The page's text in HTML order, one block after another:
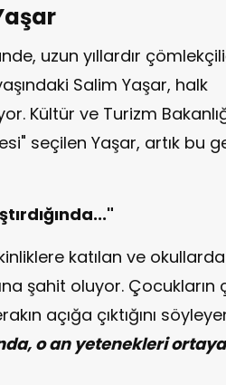
uzun yıllardır
Salim Yaşar, halk
Kültür ve Turizm
seçilen Yaşar, artık bu
katılan ve
şahit oluyor. Çocukların
açığa çıktığını
o an yetenekleri ortaya